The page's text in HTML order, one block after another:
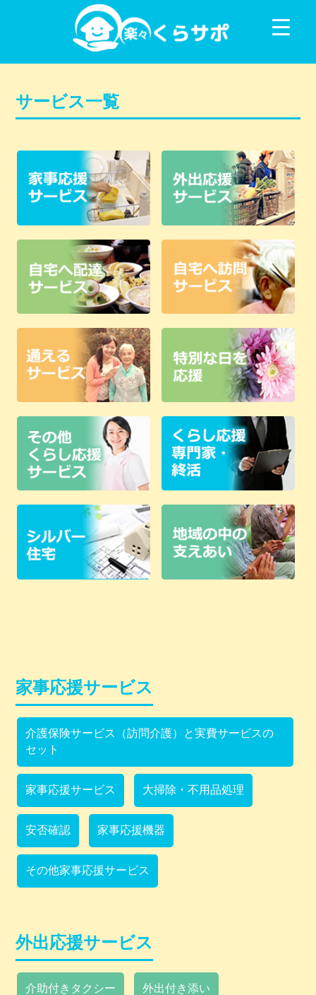
コンテンツに移動
サービス一覧
家事応援サービス
介護保険サービス（訪問介護）と実費サービスの
セット
家事応援サービス 大掃除・不用品処理
安否確認 家事応援機器
その他家事応援サービス
外出応援サービス
介助付きタクシー 外出付き添い